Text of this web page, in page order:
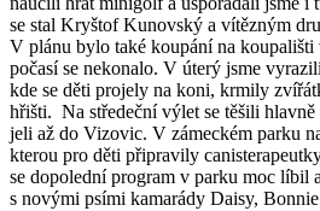
se stal Kryštof Kunovský a vítězným
V plánu bylo také koupání na
počasí se nekonalo. V úterý jsme
kde se děti projely na koni, krmily
hřišti. Na středeční výlet se těšili
jeli až do Vizovic. V zámeckém parku
kterou pro děti připravily
se dopolední program v parku moc líbil
s novými psími kamarády Daisy,